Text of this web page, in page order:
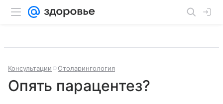
Консультации Отоларингология
Опять парацентез?